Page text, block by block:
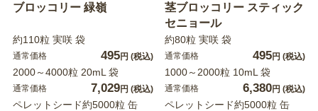
ブロッコリー 緑嶺
約110粒 実咲 袋
通常価格 495円 (税込)
2000～4000粒 20mL 袋
通常価格 7,029円 (税込)
ペレットシード約5000粒 缶
茎ブロッコリー スティック
セニョール
約80粒 実咲 袋
通常価格 495円 (税込)
1000～2000粒 10mL 袋
通常価格 6,380円 (税込)
ペレットシード約5000粒 缶